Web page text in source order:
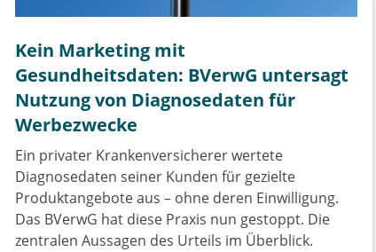
Kein Marketing mit
Gesundheitsdaten: BVerwG untersagt
Nutzung von Diagnosedaten für
Werbezwecke
Ein privater Krankenversicherer wertete
Diagnosedaten seiner Kunden für gezielte
Produktangebote aus – ohne deren Einwilligung.
Das BVerwG hat diese Praxis nun gestoppt. Die
zentralen Aussagen des Urteils im Überblick.